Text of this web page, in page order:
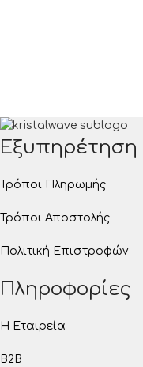
Τρόποι Πληρωμής
Τρόποι Αποστολής
Πολιτική Επιστροφών
Πληροφορίες
Η Εταιρεία
B2B